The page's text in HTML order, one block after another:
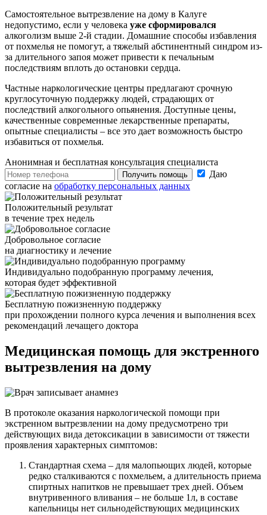
Самостоятельное вытрезвление на дому в Калуге
недопустимо, если у человека уже сформировался
алкоголизм выше 2-й стадии. Домашние способы избавления
от похмелья не помогут, а тяжелый абстинентный синдром из-
за длительного запоя может привести к печальным
последствиям вплоть до остановки сердца.
Частные наркологические центры предлагают срочную
круглосуточную поддержку людей, страдающих от
последствий алкогольного опьянения. Доступные цены,
качественные современные лекарственные препараты,
опытные специалисты – все это дает возможность быстро
избавиться от похмелья.
Анонимная и бесплатная консультация специалиста
Получить помощь
Даю
согласие на обработку персональных данных
Положительный результат
в течение трех недель
Добровольное согласие
на диагностику и лечение
Индивидуально подобранную программу лечения,
которая будет эффективной
Бесплатную пожизненную поддержку
при прохождении полного курса лечения и выполнения всех
рекомендаций лечащего доктора
Медицинская помощь для экстренного
вытрезвления на дому
В протоколе оказания наркологической помощи при
экстренном вытрезвлении на дому предусмотрено три
действующих вида детоксикации в зависимости от тяжести
проявления характерных симптомов:
Стандартная схема – для малопьющих людей, которые
редко сталкиваются с похмельем, а длительность приема
спиртных напитков не превышает трех дней. Объем
внутривенного вливания – не больше 1л, в составе
капельницы нет сильнодействующих медицинских